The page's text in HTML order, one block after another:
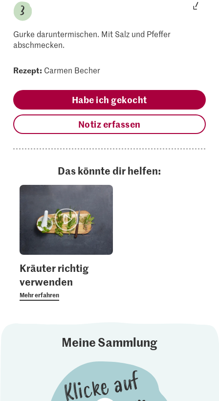
Gurke daruntermischen. Mit Salz und Pfeffer
abschmecken.
Rezept: Carmen Becher
Habe ich gekocht
Notiz erfassen
Das könnte dir helfen:
Kräuter richtig
verwenden
Mehr erfahren
Meine Sammlung